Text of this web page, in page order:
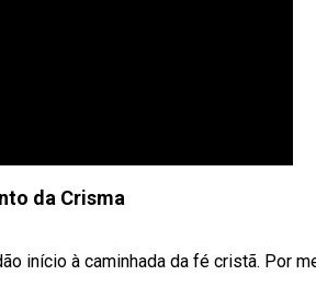
da Crisma
início à caminhada da fé cristã. Por